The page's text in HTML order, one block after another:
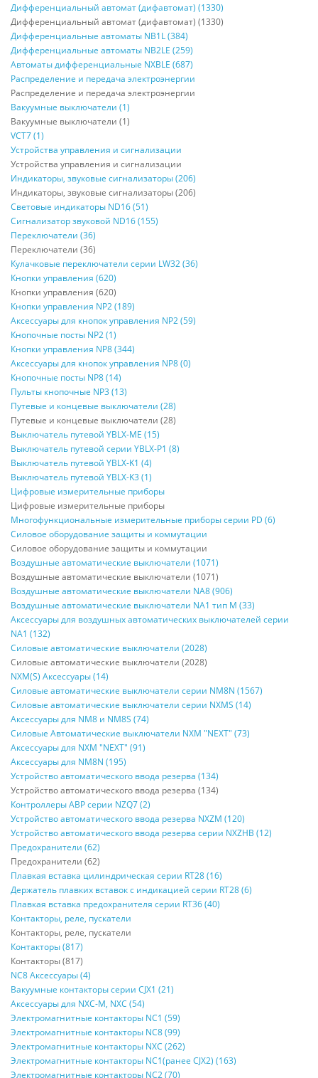
Дифференциальный автомат (дифавтомат) (1330)
Дифференциальный автомат (дифавтомат) (1330)
Дифференциальные автоматы NB1L (384)
Дифференциальные автоматы NB2LE (259)
Автоматы дифференциальные NXBLE (687)
Распределение и передача электроэнергии
Распределение и передача электроэнергии
Вакуумные выключатели (1)
Вакуумные выключатели (1)
VCT7 (1)
Устройства управления и сигнализации
Устройства управления и сигнализации
Индикаторы, звуковые сигнализаторы (206)
Индикаторы, звуковые сигнализаторы (206)
Световые индикаторы ND16 (51)
Сигнализатор звуковой ND16 (155)
Переключатели (36)
Переключатели (36)
Кулачковые переключатели серии LW32 (36)
Кнопки управления (620)
Кнопки управления (620)
Кнопки управления NP2 (189)
Аксессуары для кнопок управления NP2 (59)
Кнопочные посты NP2 (1)
Кнопки управления NP8 (344)
Аксессуары для кнопок управления NP8 (0)
Кнопочные посты NP8 (14)
Пульты кнопочные NP3 (13)
Путевые и концевые выключатели (28)
Путевые и концевые выключатели (28)
Выключатель путевой YBLX-ME (15)
Выключатель путевой серии YBLX-P1 (8)
Выключатель путевой YBLX-K1 (4)
Выключатель путевой YBLX-K3 (1)
Цифровые измерительные приборы
Цифровые измерительные приборы
Многофункциональные измерительные приборы серии PD (6)
Силовое оборудование защиты и коммутации
Силовое оборудование защиты и коммутации
Воздушные автоматические выключатели (1071)
Воздушные автоматические выключатели (1071)
Воздушные автоматические выключатели NA8 (906)
Воздушные автоматические выключатели NA1 тип М (33)
Аксессуары для воздушных автоматических выключателей серии
NA1 (132)
Силовые автоматические выключатели (2028)
Силовые автоматические выключатели (2028)
NXM(S) Аксессуары (14)
Силовые автоматические выключатели серии NM8N (1567)
Силовые автоматические выключатели серии NXMS (14)
Аксессуары для NM8 и NM8S (74)
Силовые Автоматические выключатели NXM "NEXT" (73)
Аксессуары для NXM "NEXT" (91)
Аксессуары для NM8N (195)
Устройство автоматического ввода резерва (134)
Устройство автоматического ввода резерва (134)
Контроллеры АВР серии NZQ7 (2)
Устройство автоматического ввода резерва NXZM (120)
Устройство автоматического ввода резерва серии NXZHB (12)
Предохранители (62)
Предохранители (62)
Плавкая вставка цилиндрическая серии RT28 (16)
Держатель плавких вставок с индикацией серии RT28 (6)
Плавкая вставка предохранителя серии RT36 (40)
Контакторы, реле, пускатели
Контакторы, реле, пускатели
Контакторы (817)
Контакторы (817)
NC8 Аксессуары (4)
Вакуумные контакторы серии CJX1 (21)
Аксессуары для NXC-M, NXC (54)
Электромагнитные контакторы NC1 (59)
Электромагнитные контакторы NC8 (99)
Электромагнитные контакторы NXC (262)
Электромагнитные контакторы NC1(ранее CJX2) (163)
Электромагнитные контакторы NC2 (70)